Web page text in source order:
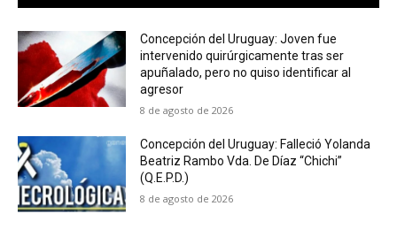
Concepción del Uruguay: Joven fue
intervenido quirúrgicamente tras ser
apuñalado, pero no quiso identificar al
agresor
8 de agosto de 2026
Concepción del Uruguay: Falleció Yolanda
Beatriz Rambo Vda. De Díaz “Chichi”
(Q.E.P.D.)
8 de agosto de 2026